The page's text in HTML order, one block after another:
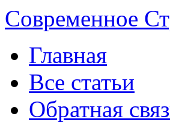
Современное
Главная
Все статьи
Обратная